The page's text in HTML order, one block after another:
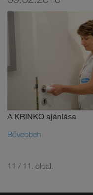
A KRINKO ajánlása
Bővebben
11 / 11. oldal.